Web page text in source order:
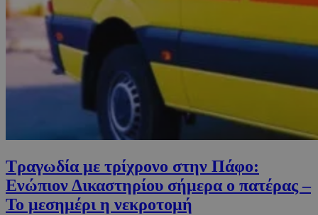
Τραγωδία με τρίχρονο στην Πάφο:
Ενώπιον Δικαστηρίου σήμερα ο πατέρας –
Το μεσημέρι η νεκροτομή